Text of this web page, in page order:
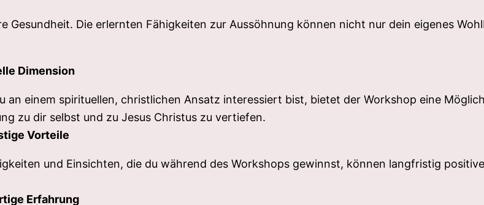
Gesundheit. Die erlernten Fähigkeiten zur Aussöhnung können nicht nur dein eigenes
Dimension
an einem spirituellen, christlichen Ansatz interessiert bist, bietet der Workshop eine
zu dir selbst und zu Jesus Christus zu vertiefen.
Vorteile
und Einsichten, die du während des Workshops gewinnst, können langfristig
Erfahrung